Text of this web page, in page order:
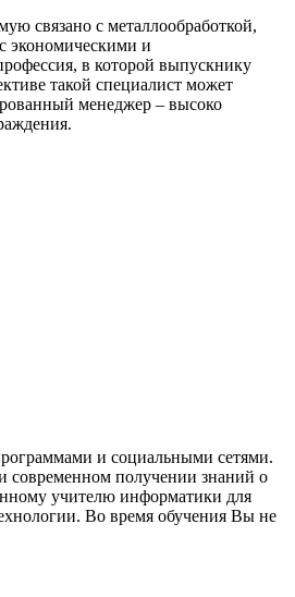
связано с металлообработкой,
экономическими и
в которой выпускнику
такой специалист может
менеджер – высоко
и социальными сетями.
современном получении знаний о
учителю информатики для
Во время обучения Вы не